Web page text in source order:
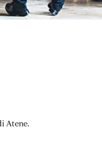
Atene.